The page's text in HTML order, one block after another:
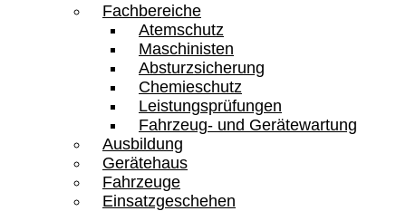
Fachbereiche
Atemschutz
Maschinisten
Absturzsicherung
Chemieschutz
Leistungsprüfungen
Fahrzeug- und Gerätewartung
Ausbildung
Gerätehaus
Fahrzeuge
Einsatzgeschehen